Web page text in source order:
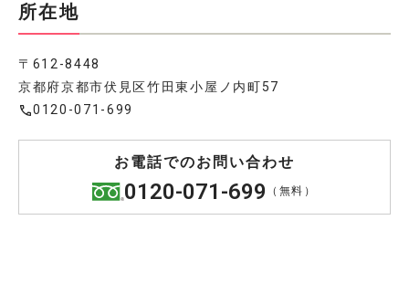
所在地
〒612-8448
京都府京都市伏見区竹田東小屋ノ内町57
0120-071-699
お電話でのお問い合わせ
0120-071-699 （無料）